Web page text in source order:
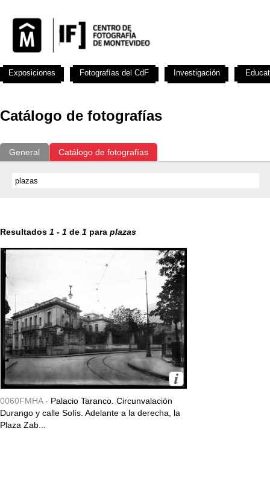
Catálogo de fotografías
General Catálogo de fotografías
Resultados 1 - 1 de 1 para plazas
0060FMHA - Palacio Taranco. Circunvalación
Durango y calle Solís. Adelante a la derecha, la
Plaza Zab...
Exposiciones Fotografías del CdF Investigación